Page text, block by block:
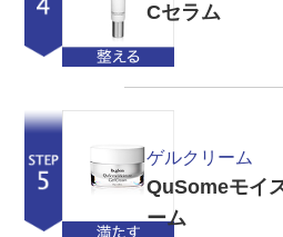
Cセラム
ゲルクリーム
QuSomeモイ
ーム